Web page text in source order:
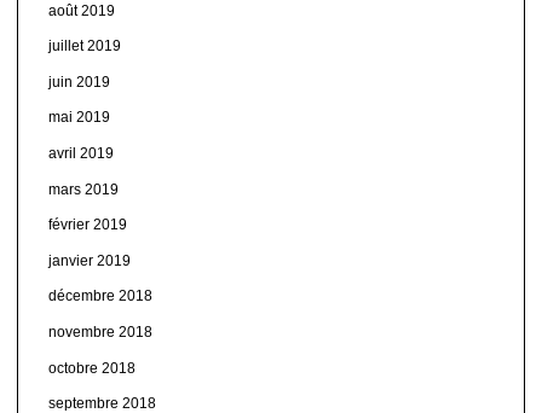
août 2019
juillet 2019
juin 2019
mai 2019
avril 2019
mars 2019
février 2019
janvier 2019
décembre 2018
novembre 2018
octobre 2018
septembre 2018